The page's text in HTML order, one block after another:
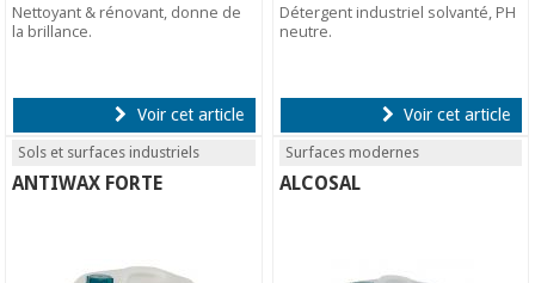
Nettoyant & rénovant, donne de
la brillance.
Voir cet article
Détergent industriel solvanté, PH
neutre.
Voir cet article
Sols et surfaces industriels
ANTIWAX FORTE
Surfaces modernes
ALCOSAL